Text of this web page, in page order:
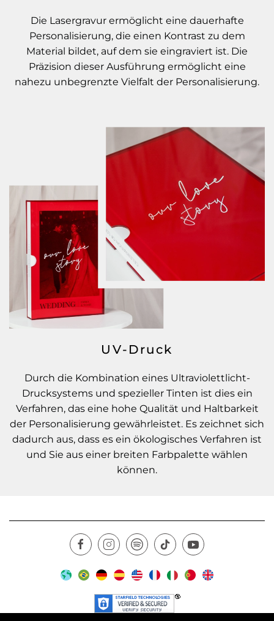
Die Lasergravur ermöglicht eine dauerhafte
Personalisierung, die einen Kontrast zu dem
Material bildet, auf dem sie eingraviert ist. Die
Präzision dieser Ausführung ermöglicht eine
nahezu unbegrenzte Vielfalt der Personalisierung.
UV-Druck
Durch die Kombination eines Ultraviolettlicht-
Drucksystems und spezieller Tinten ist dies ein
Verfahren, das eine hohe Qualität und Haltbarkeit
der Personalisierung gewährleistet. Es zeichnet sich
dadurch aus, dass es ein ökologisches Verfahren ist
und Sie aus einer breiten Farbpalette wählen
können.